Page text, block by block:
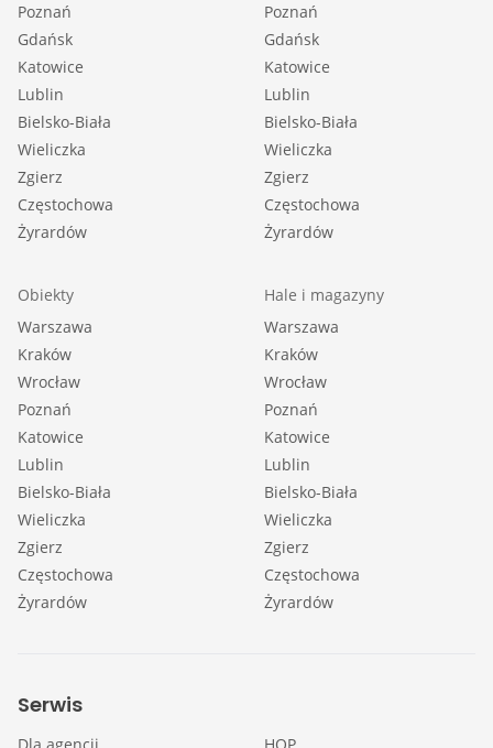
Poznań
Gdańsk
Katowice
Lublin
Bielsko-Biała
Wieliczka
Zgierz
Częstochowa
Żyrardów
Poznań
Gdańsk
Katowice
Lublin
Bielsko-Biała
Wieliczka
Zgierz
Częstochowa
Żyrardów
Obiekty
Warszawa
Kraków
Wrocław
Poznań
Katowice
Lublin
Bielsko-Biała
Wieliczka
Zgierz
Częstochowa
Żyrardów
Hale i magazyny
Warszawa
Kraków
Wrocław
Poznań
Katowice
Lublin
Bielsko-Biała
Wieliczka
Zgierz
Częstochowa
Żyrardów
Serwis